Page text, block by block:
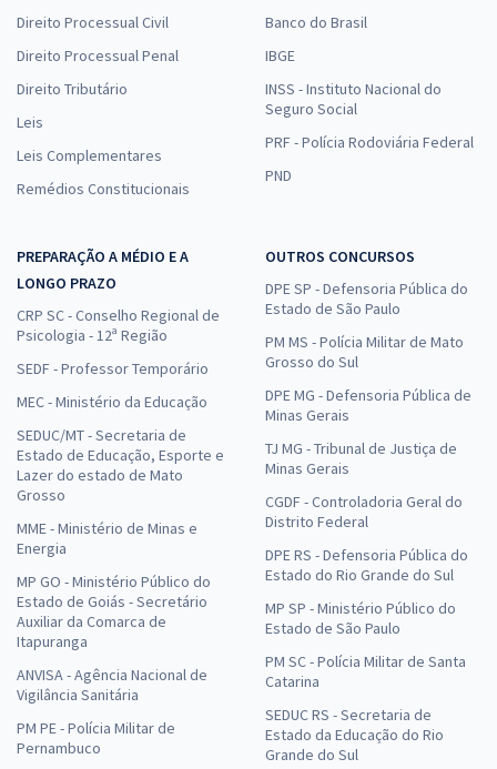
Direito Processual Civil
Direito Processual Penal
Direito Tributário
Leis
Leis Complementares
Remédios Constitucionais
Banco do Brasil
IBGE
INSS - Instituto Nacional do
Seguro Social
PRF - Polícia Rodoviária Federal
PND
PREPARAÇÃO A MÉDIO E A
LONGO PRAZO
CRP SC - Conselho Regional de
Psicologia - 12ª Região
SEDF - Professor Temporário
MEC - Ministério da Educação
SEDUC/MT - Secretaria de
Estado de Educação, Esporte e
Lazer do estado de Mato
Grosso
MME - Ministério de Minas e
Energia
MP GO - Ministério Público do
Estado de Goiás - Secretário
Auxiliar da Comarca de
Itapuranga
ANVISA - Agência Nacional de
Vigilância Sanitária
PM PE - Polícia Militar de
Pernambuco
OUTROS CONCURSOS
DPE SP - Defensoria Pública do
Estado de São Paulo
PM MS - Polícia Militar de Mato
Grosso do Sul
DPE MG - Defensoria Pública de
Minas Gerais
TJ MG - Tribunal de Justiça de
Minas Gerais
CGDF - Controladoria Geral do
Distrito Federal
DPE RS - Defensoria Pública do
Estado do Rio Grande do Sul
MP SP - Ministério Público do
Estado de São Paulo
PM SC - Polícia Militar de Santa
Catarina
SEDUC RS - Secretaria de
Estado da Educação do Rio
Grande do Sul